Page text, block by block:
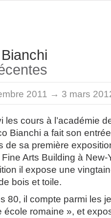
2011 → 3 mars
les cours à l’académie
Bianchi a fait son
de sa première
Arts Building à New-
il expose une
bois et toile.
80, il compte parmi les
école romaine », et